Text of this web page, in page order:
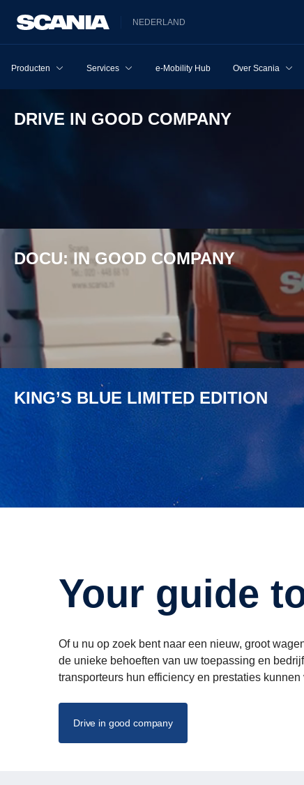
NEDERLAND
Producten Services e-Mobility Hub Over Scania
DRIVE IN GOOD COMPANY
DOCU: IN GOOD COMPANY
KING’S BLUE LIMITED EDITION
Your guide
Of u nu op zoek bent naar een nieuw, groot
de unieke behoeften van uw toepassing en
transporteurs hun efficiency en prestaties
Drive in good company